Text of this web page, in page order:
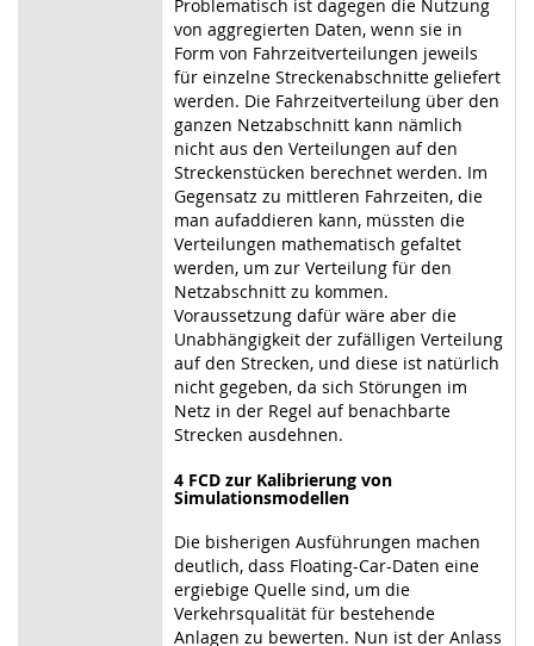
Problematisch ist dagegen die Nutzung
von aggregierten Daten, wenn sie in
Form von Fahrzeitverteilungen jeweils
für einzelne Streckenabschnitte geliefert
werden. Die Fahrzeitverteilung über den
ganzen Netzabschnitt kann nämlich
nicht aus den Verteilungen auf den
Streckenstücken berechnet werden. Im
Gegensatz zu mittleren Fahrzeiten, die
man aufaddieren kann, müssten die
Verteilungen mathematisch gefaltet
werden, um zur Verteilung für den
Netzabschnitt zu kommen.
Voraussetzung dafür wäre aber die
Unabhängigkeit der zufälligen Verteilung
auf den Strecken, und diese ist natürlich
nicht gegeben, da sich Störungen im
Netz in der Regel auf benachbarte
Strecken ausdehnen.
4 FCD zur Kalibrierung von
Simulationsmodellen
Die bisherigen Ausführungen machen
deutlich, dass Floating-Car-Daten eine
ergiebige Quelle sind, um die
Verkehrsqualität für bestehende
Anlagen zu bewerten. Nun ist der Anlass